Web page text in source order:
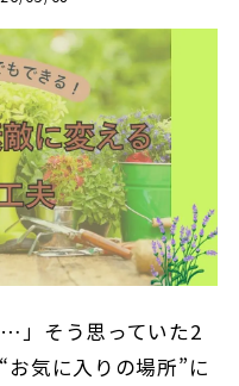
…」そう思っていた2
気に入りの場所”に